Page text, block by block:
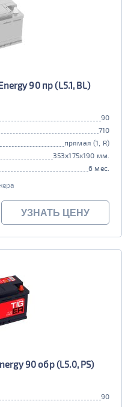
90 пр (L5.1, BL)
90
710
прямая (1, R)
353x175x190 мм.
6 мес.
УЗНАТЬ ЦЕНУ
90 обр (L5.0, PS)
90